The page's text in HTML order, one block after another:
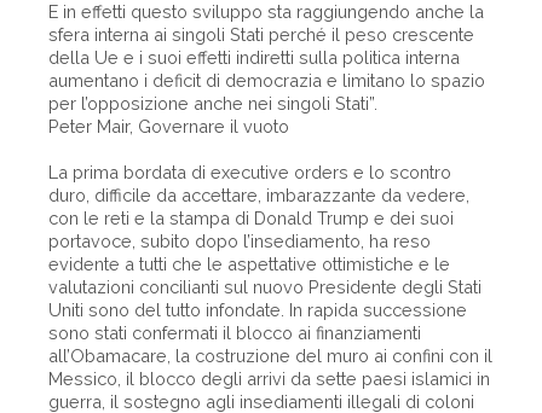
E in effetti questo sviluppo sta raggiungendo anche la
sfera interna ai singoli Stati perché il peso crescente
della Ue e i suoi effetti indiretti sulla politica interna
aumentano i deficit di democrazia e limitano lo spazio
per l’opposizione anche nei singoli Stati”.
Peter Mair, Governare il vuoto
La prima bordata di executive orders e lo scontro
duro, difficile da accettare, imbarazzante da vedere,
con le reti e la stampa di Donald Trump e dei suoi
portavoce, subito dopo l’insediamento, ha reso
evidente a tutti che le aspettative ottimistiche e le
valutazioni concilianti sul nuovo Presidente degli Stati
Uniti sono del tutto infondate. In rapida successione
sono stati confermati il blocco ai finanziamenti
all’Obamacare, la costruzione del muro ai confini con il
Messico, il blocco degli arrivi da sette paesi islamici in
guerra, il sostegno agli insediamenti illegali di coloni